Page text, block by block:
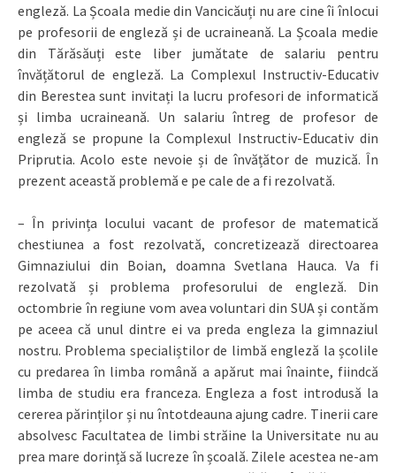
engleză. La Școala medie din Vancicăuți nu are cine îi înlocui
pe profesorii de engleză și de ucraineană. La Școala medie
din Tărăsăuți este liber jumătate de salariu pentru
învățătorul de engleză. La Complexul Instructiv-Educativ
din Berestea sunt invitați la lucru profesori de informatică
și limba ucraineană. Un salariu întreg de profesor de
engleză se propune la Complexul Instructiv-Educativ din
Priprutia. Acolo este nevoie și de învățător de muzică. În
prezent această problemă e pe cale de a fi rezolvată.
– În privința locului vacant de profesor de matematică
chestiunea a fost rezolvată, concretizează directoarea
Gimnaziului din Boian, doamna Svetlana Hauca. Va fi
rezolvată și problema profesorului de engleză. Din
octombrie în regiune vom avea voluntari din SUA și contăm
pe aceea că unul dintre ei va preda engleza la gimnaziul
nostru. Problema specialiștilor de limbă engleză la școlile
cu predarea în limba română a apărut mai înainte, fiindcă
limba de studiu era franceza. Engleza a fost introdusă la
cererea părinților și nu întotdeauna ajung cadre. Tinerii care
absolvesc Facultatea de limbi străine la Universitate nu au
prea mare dorință să lucreze în școală. Zilele acestea ne-am